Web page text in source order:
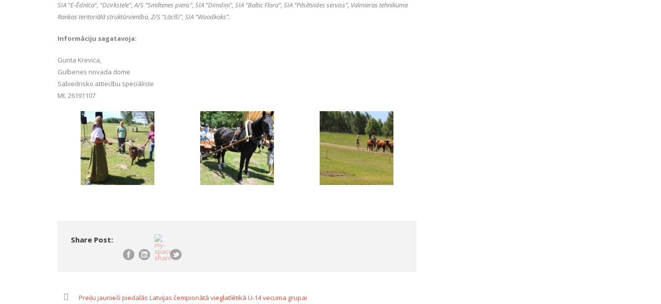
SIA “E-Ēdnīca”, “Dzirkstele”, A/S “Smiltenes piens”, SIA “Dimdiņi”, SIA “Baltic Flora”, SIA “Pilsētvides serviss”, Valmieras tehnikuma
Rankas teritoriālā struktūrvienība, Z/S “Lācīši”, SIA “Woodkoks”.
Informāciju sagatavoja:
Gunta Krevica,
Gulbenes novada dome
Sabiedrisko attiecību speciāliste
Mt. 26191107
Share Post:
Preiļu jaunieši piedalās Latvijas čempionātā vieglatlētikā U-14 vecuma grupai